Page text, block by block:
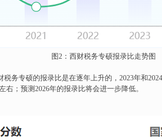
图2：西财税务专硕报录比走势图
务专硕的报录比是在逐年上升的，2023年和
右；预测2026年的报录比将会进一步降低。